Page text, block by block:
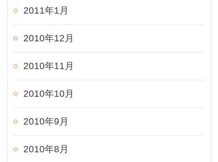
2011年1月
2010年12月
2010年11月
2010年10月
2010年9月
2010年8月